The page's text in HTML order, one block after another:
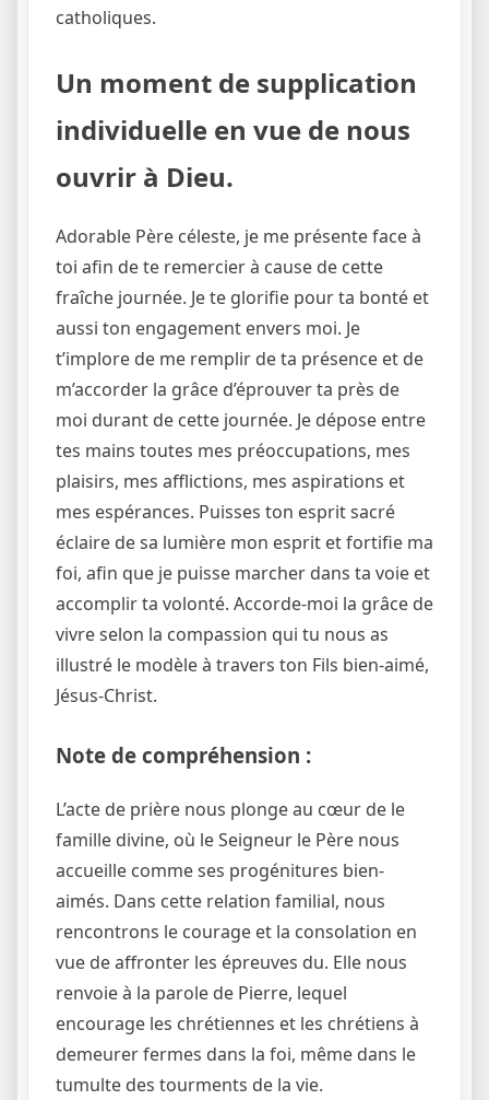
catholiques.
Un moment de supplication
individuelle en vue de nous
ouvrir à Dieu.
Adorable Père céleste, je me présente face à
toi afin de te remercier à cause de cette
fraîche journée. Je te glorifie pour ta bonté et
aussi ton engagement envers moi. Je
t’implore de me remplir de ta présence et de
m’accorder la grâce d’éprouver ta près de
moi durant de cette journée. Je dépose entre
tes mains toutes mes préoccupations, mes
plaisirs, mes afflictions, mes aspirations et
mes espérances. Puisses ton esprit sacré
éclaire de sa lumière mon esprit et fortifie ma
foi, afin que je puisse marcher dans ta voie et
accomplir ta volonté. Accorde-moi la grâce de
vivre selon la compassion qui tu nous as
illustré le modèle à travers ton Fils bien-aimé,
Jésus-Christ.
Note de compréhension :
L’acte de prière nous plonge au cœur de le
famille divine, où le Seigneur le Père nous
accueille comme ses progénitures bien-
aimés. Dans cette relation familial, nous
rencontrons le courage et la consolation en
vue de affronter les épreuves du. Elle nous
renvoie à la parole de Pierre, lequel
encourage les chrétiennes et les chrétiens à
demeurer fermes dans la foi, même dans le
tumulte des tourments de la vie.